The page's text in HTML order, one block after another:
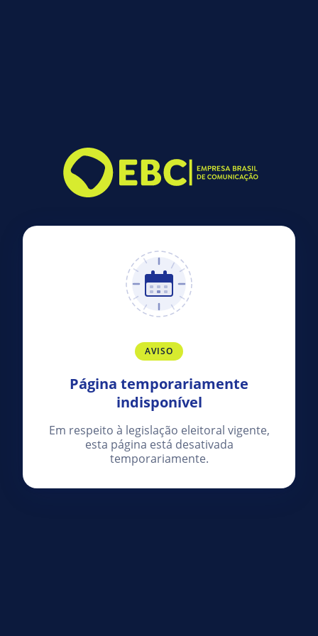
AVISO
Página temporariamente
indisponível
Em respeito à legislação eleitoral vigente,
esta página está desativada
temporariamente.